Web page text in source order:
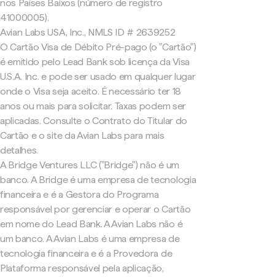
nos Países Baixos (número de registro
41000005).
Avian Labs USA, Inc., NMLS ID # 2639252
O Cartão Visa de Débito Pré-pago (o "Cartão")
é emitido pelo Lead Bank sob licença da Visa
U.S.A. Inc. e pode ser usado em qualquer lugar
onde o Visa seja aceito. É necessário ter 18
anos ou mais para solicitar. Taxas podem ser
aplicadas. Consulte o Contrato do Titular do
Cartão e o site da Avian Labs para mais
detalhes.
A Bridge Ventures LLC ("Bridge") não é um
banco. A Bridge é uma empresa de tecnologia
financeira e é a Gestora do Programa
responsável por gerenciar e operar o Cartão
em nome do Lead Bank. A Avian Labs não é
um banco. A Avian Labs é uma empresa de
tecnologia financeira e é a Provedora de
Plataforma responsável pela aplicação,